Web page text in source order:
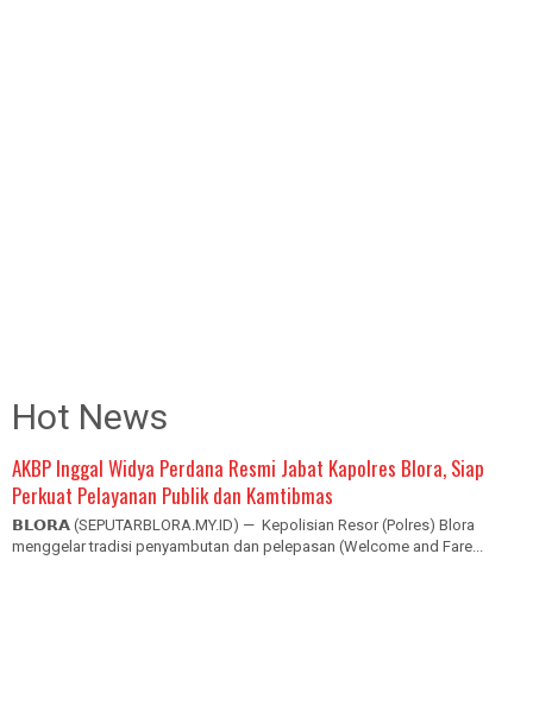
Hot News
AKBP Inggal Widya Perdana Resmi Jabat Kapolres Blora, Siap
Perkuat Pelayanan Publik dan Kamtibmas
𝗕𝗟𝗢𝗥𝗔 (SEPUTARBLORA.MY.ID) — Kepolisian Resor (Polres) Blora
menggelar tradisi penyambutan dan pelepasan (Welcome and Fare...